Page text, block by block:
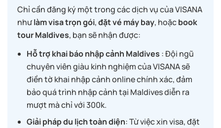
Chỉ cần đăng ký một trong các dịch vụ của VISANA
nhưlàm visa trọn gói,đặt vé máy bay, hoặcbook
tour Maldives, bạn sẽ nhận được:
Hỗ trợ khai báo nhập cảnh Maldives : Đội ngũ
chuyên viên giàu kinh nghiệm của VISANA sẽ
điền tờ khai nhập cảnh online chính xác, đảm
bảo quá trình nhập cảnh tại Maldives diễn ra
mượt mà chỉ với 300k.
Giải pháp du lịch toàn diện: Từ việc xin visa, đặt